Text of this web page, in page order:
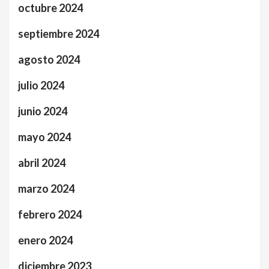
octubre 2024
septiembre 2024
agosto 2024
julio 2024
junio 2024
mayo 2024
abril 2024
marzo 2024
febrero 2024
enero 2024
diciembre 2023